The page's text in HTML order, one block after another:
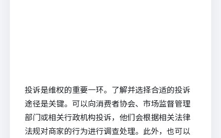
投诉是维权的重要一环。了解并选择合适的投诉
途径是关键。可以向消费者协会、市场监督管理
部门或相关行政机构投诉，他们会根据相关法律
法规对商家的行为进行调查处理。此外，也可以